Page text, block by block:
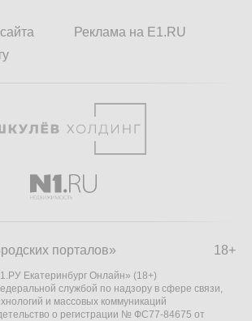
Реклама на E1.RU
18+
порталов»
Екатеринбург Онлайн» (18+)
службой по надзору в сфере связи,
и массовых коммуникаций
о регистрации № ФС77-84675 от